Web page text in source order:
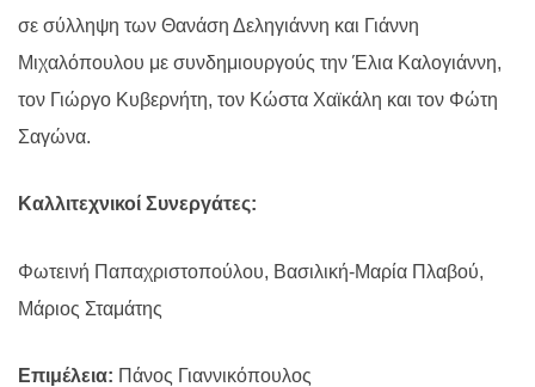
σε σύλληψη των Θανάση Δεληγιάννη και Γιάννη
Μιχαλόπουλου με συνδημιουργούς την Έλια Καλογιάννη,
τον Γιώργο Κυβερνήτη, τον Κώστα Χαϊκάλη και τον Φώτη
Σαγώνα.
Καλλιτεχνικοί Συνεργάτες:
Φωτεινή Παπαχριστοπούλου, Βασιλική-Μαρία Πλαβού,
Μάριος Σταμάτης
Επιμέλεια: Πάνος Γιαννικόπουλος